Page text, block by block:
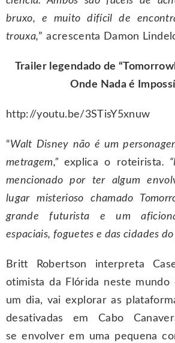
bruxo, e muito difícil de
trouxa,” acrescenta Damon
Trailer legendado de
Onde Nada é
http://youtu.be/3STisY5xnuw
“Walt Disney não é um
metragem,” explica o roteirista.
mencionado por ter algum
lugar misterioso chamado
grande futurista e um
espaciais, foguetes e das cidades
Britt Robertson interpreta
otimista da Flórida neste mundo
um dia, vai explorar as
desativadas em Cabo
se envolver em uma pequena